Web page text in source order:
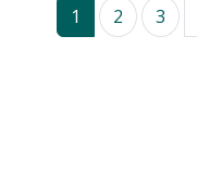
1 2 3